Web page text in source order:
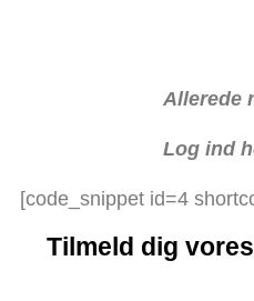
Allerede
Log ind
[code_snippet id=4
Tilmeld dig